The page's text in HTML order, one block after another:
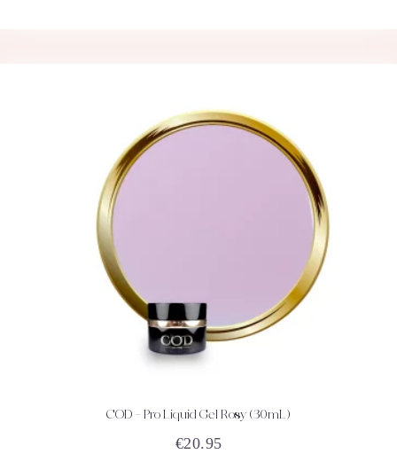
ACHETEZ DÉTAILS
COD – Pro Liquid Gel Rosy (30mL)
€20.95